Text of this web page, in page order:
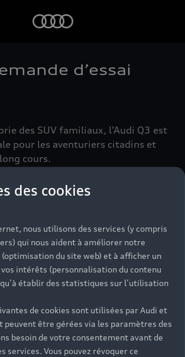
d’essai
des SUV familiaux, l’Audi Q3 est
pour les aventuriers citadins et
cours.
des cookies
nous utilisons des services (y compris
qui nous aident à améliorer notre
(optimisation du site web) et à afficher un
intérêts (personnalisation du contenu
établir des statistiques sur l’utilisation
de cookies sont utilisées par Audi et
peuvent être gérées via les paramètres des
besoin de votre consentement avant de
services. Vous pouvez révoquer ce